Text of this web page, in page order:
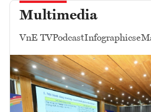
Multimedia
VnE TVPodcastInfographics